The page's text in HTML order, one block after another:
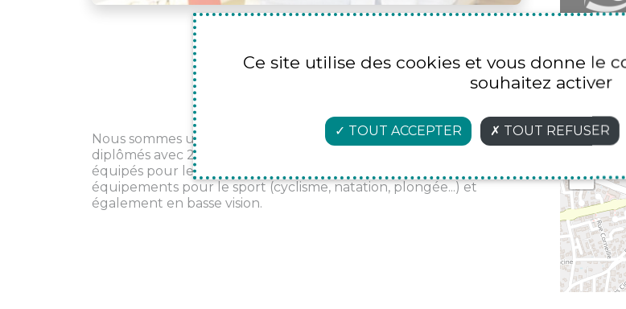
Nous sommes un magasin familial et indépendant. Opticiens
diplômés avec 28 ans d'expérience. Nous sommes formés et
équipés pour les contrôle de vue, les adaptations lentilles, les
équipements pour le sport (cyclisme, natation, plongée...) et
également en basse vision.
+
−
Ce site utilise des cookies et vous donne le
souhaitez activer
TOUT ACCEPTER TOUT REFUSER